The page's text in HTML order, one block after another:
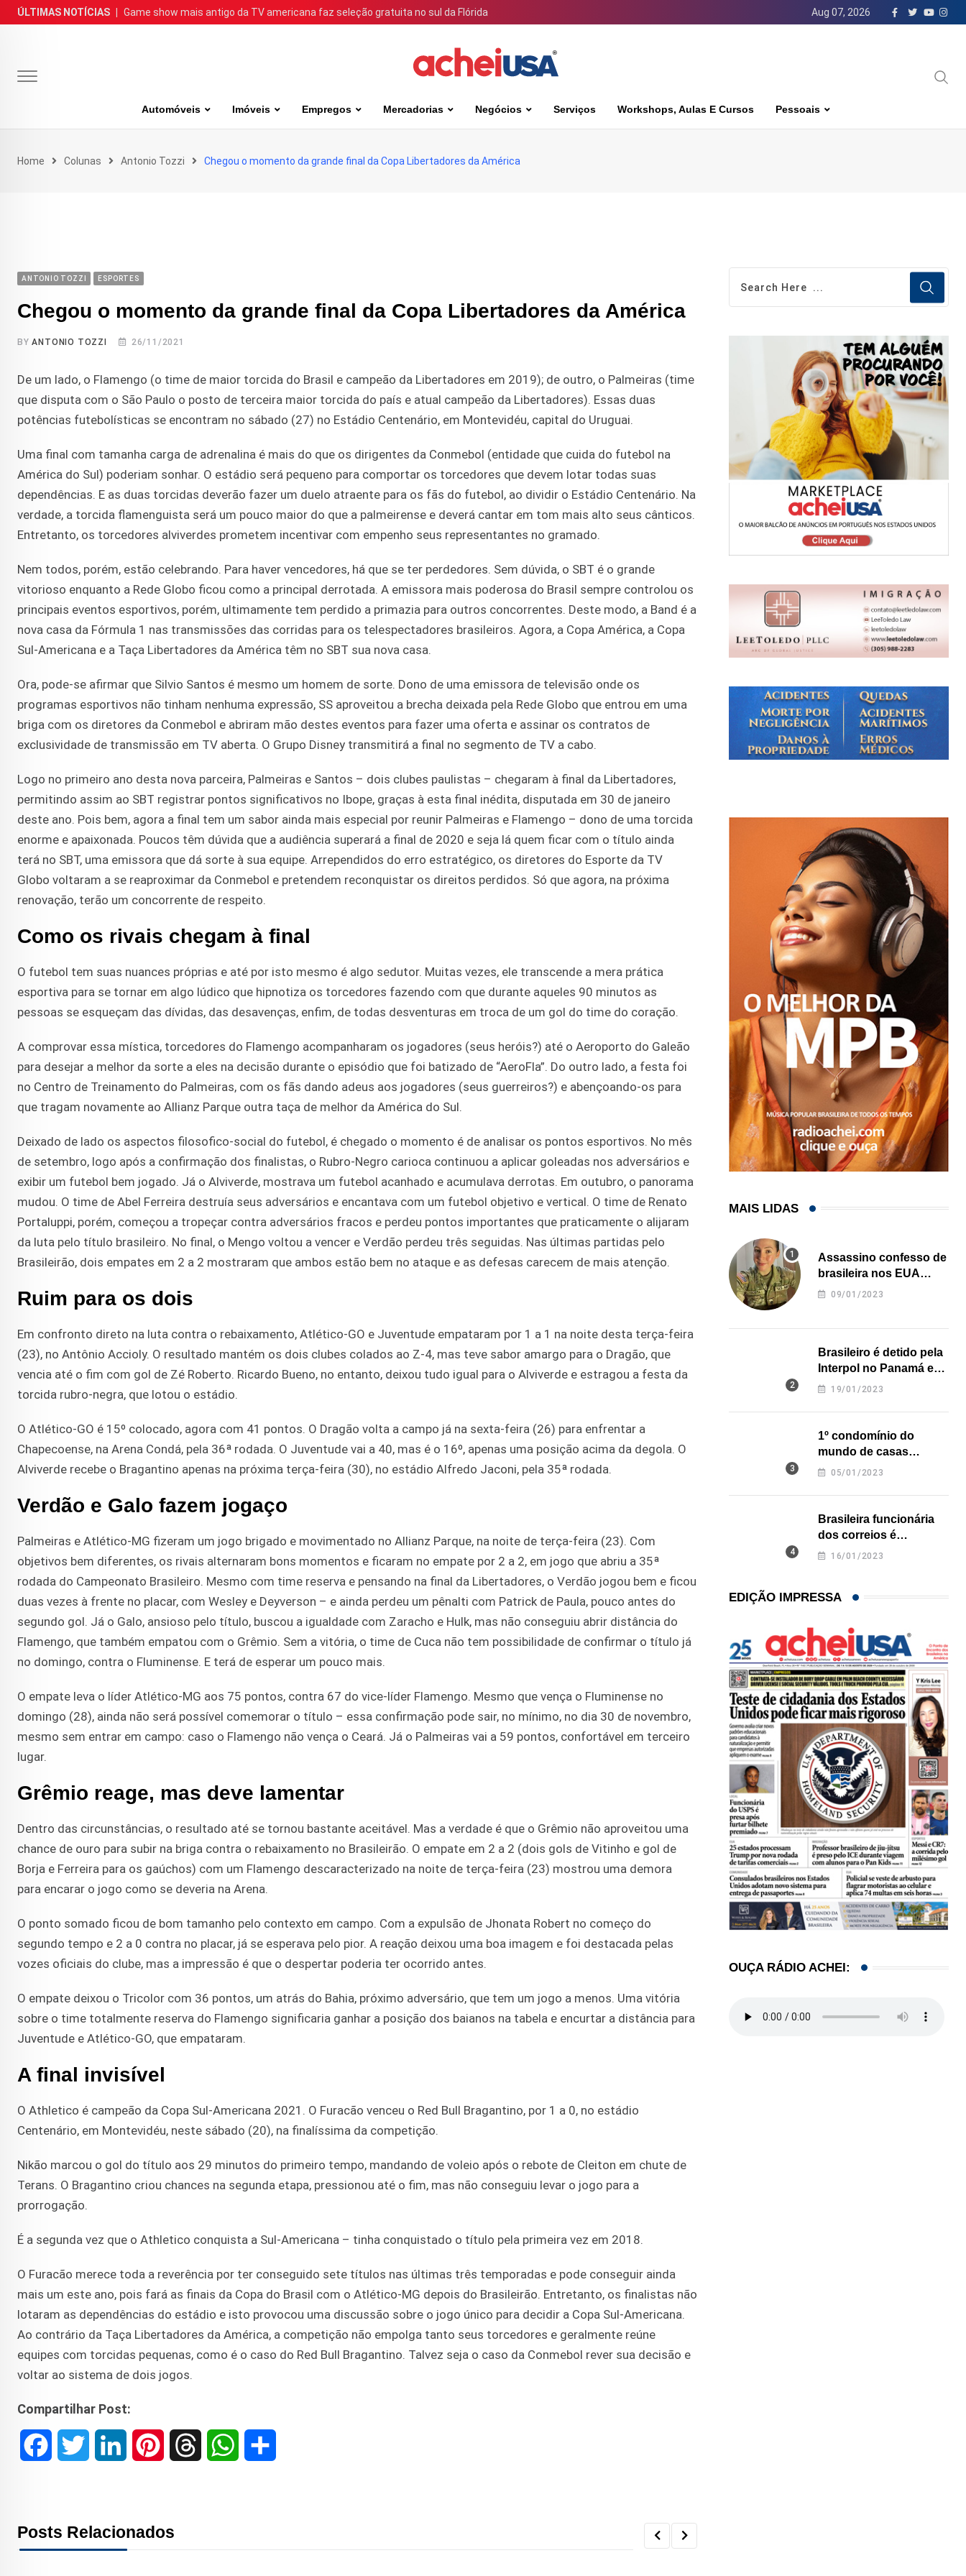
Skip
to
ÚLTIMAS NOTÍCIAS Game show mais antigo da TV americana faz seleção gratuita no sul da Flórida Aug 07, 2026
Automóveis Imóveis Empregos Mercadorias Negócios Serviços Workshops, Aulas E Cursos Pessoais
Home Colunas Antonio Tozzi Chegou o momento da grande final da Copa Libertadores da América
ANTONIO TOZZI ESPORTES
Chegou o momento da grande final da Copa Libertadores da América
BYANTONIO TOZZI 26/11/2021
De um lado, o Flamengo (o time de maior torcida do Brasil e campeão da Libertadores em 2019); de outro, o Palmeiras (time
que disputa com o São Paulo o posto de terceira maior torcida do país e atual campeão da Libertadores). Essas duas
potências futebolísticas se encontram no sábado (27) no Estádio Centenário, em Montevidéu, capital do Uruguai.
Uma final com tamanha carga de adrenalina é mais do que os dirigentes da Conmebol (entidade que cuida do futebol na
América do Sul) poderiam sonhar. O estádio será pequeno para comportar os torcedores que devem lotar todas suas
dependências. E as duas torcidas deverão fazer um duelo atraente para os fãs do futebol, ao dividir o Estádio Centenário. Na
verdade, a torcida flamenguista será um pouco maior do que a palmeirense e deverá cantar em tom mais alto seus cânticos.
Entretanto, os torcedores alviverdes prometem incentivar com empenho seus representantes no gramado.
Nem todos, porém, estão celebrando. Para haver vencedores, há que se ter perdedores. Sem dúvida, o SBT é o grande
vitorioso enquanto a Rede Globo ficou como a principal derrotada. A emissora mais poderosa do Brasil sempre controlou os
principais eventos esportivos, porém, ultimamente tem perdido a primazia para outros concorrentes. Deste modo, a Band é a
nova casa da Fórmula 1 nas transmissões das corridas para os telespectadores brasileiros. Agora, a Copa América, a Copa
Sul-Americana e a Taça Libertadores da América têm no SBT sua nova casa.
Ora, pode-se afirmar que Silvio Santos é mesmo um homem de sorte. Dono de uma emissora de televisão onde os
programas esportivos não tinham nenhuma expressão, SS aproveitou a brecha deixada pela Rede Globo que entrou em uma
briga com os diretores da Conmebol e abriram mão destes eventos para fazer uma oferta e assinar os contratos de
exclusividade de transmissão em TV aberta. O Grupo Disney transmitirá a final no segmento de TV a cabo.
Logo no primeiro ano desta nova parceira, Palmeiras e Santos – dois clubes paulistas – chegaram à final da Libertadores,
permitindo assim ao SBT registrar pontos significativos no Ibope, graças à esta final inédita, disputada em 30 de janeiro
deste ano. Pois bem, agora a final tem um sabor ainda mais especial por reunir Palmeiras e Flamengo – dono de uma torcida
enorme e apaixonada. Poucos têm dúvida que a audiência superará a final de 2020 e seja lá quem ficar com o título ainda
terá no SBT, uma emissora que dá sorte à sua equipe. Arrependidos do erro estratégico, os diretores do Esporte da TV
Globo voltaram a se reaproximar da Conmebol e pretendem reconquistar os direitos perdidos. Só que agora, na próxima
renovação, terão um concorrente de respeito.
Como os rivais chegam à final
O futebol tem suas nuances próprias e até por isto mesmo é algo sedutor. Muitas vezes, ele transcende a mera prática
esportiva para se tornar em algo lúdico que hipnotiza os torcedores fazendo com que durante aqueles 90 minutos as
pessoas se esqueçam das dívidas, das desavenças, enfim, de todas desventuras em troca de um gol do time do coração.
A comprovar essa mística, torcedores do Flamengo acompanharam os jogadores (seus heróis?) até o Aeroporto do Galeão
para desejar a melhor da sorte a eles na decisão durante o episódio que foi batizado de “AeroFla”. Do outro lado, a festa foi
no Centro de Treinamento do Palmeiras, com os fãs dando adeus aos jogadores (seus guerreiros?) e abençoando-os para
que tragam novamente ao Allianz Parque outra taça de melhor da América do Sul.
Deixado de lado os aspectos filosofico-social do futebol, é chegado o momento é de analisar os pontos esportivos. No mês
de setembro, logo após a confirmação dos finalistas, o Rubro-Negro carioca continuou a aplicar goleadas nos adversários e
exibir um futebol bem jogado. Já o Alviverde, mostrava um futebol acanhado e acumulava derrotas. Em outubro, o panorama
mudou. O time de Abel Ferreira destruía seus adversários e encantava com um futebol objetivo e vertical. O time de Renato
Portaluppi, porém, começou a tropeçar contra adversários fracos e perdeu pontos importantes que praticamente o alijaram
da luta pelo título brasileiro. No final, o Mengo voltou a vencer e Verdão perdeu três seguidas. Nas últimas partidas pelo
Brasileirão, dois empates em 2 a 2 mostraram que ambos estão bem no ataque e as defesas carecem de mais atenção.
Ruim para os dois
Em confronto direto na luta contra o rebaixamento, Atlético-GO e Juventude empataram por 1 a 1 na noite desta terça-feira
(23), no Antônio Accioly. O resultado mantém os dois clubes colados ao Z-4, mas teve sabor amargo para o Dragão, que
vencia até o fim com gol de Zé Roberto. Ricardo Bueno, no entanto, deixou tudo igual para o Alviverde e estragou a festa da
torcida rubro-negra, que lotou o estádio.
O Atlético-GO é 15º colocado, agora com 41 pontos. O Dragão volta a campo já na sexta-feira (26) para enfrentar a
Chapecoense, na Arena Condá, pela 36ª rodada. O Juventude vai a 40, mas é o 16º, apenas uma posição acima da degola. O
Alviverde recebe o Bragantino apenas na próxima terça-feira (30), no estádio Alfredo Jaconi, pela 35ª rodada.
Verdão e Galo fazem jogaço
Palmeiras e Atlético-MG fizeram um jogo brigado e movimentado no Allianz Parque, na noite de terça-feira (23). Com
objetivos bem diferentes, os rivais alternaram bons momentos e ficaram no empate por 2 a 2, em jogo que abriu a 35ª
rodada do Campeonato Brasileiro. Mesmo com time reserva e pensando na final da Libertadores, o Verdão jogou bem e ficou
duas vezes à frente no placar, com Wesley e Deyverson – e ainda perdeu um pênalti com Patrick de Paula, pouco antes do
segundo gol. Já o Galo, ansioso pelo título, buscou a igualdade com Zaracho e Hulk, mas não conseguiu abrir distância do
Flamengo, que também empatou com o Grêmio. Sem a vitória, o time de Cuca não tem possibilidade de confirmar o título já
no domingo, contra o Fluminense. E terá de esperar um pouco mais.
O empate leva o líder Atlético-MG aos 75 pontos, contra 67 do vice-líder Flamengo. Mesmo que vença o Fluminense no
domingo (28), ainda não será possível comemorar o título – essa confirmação pode sair, no mínimo, no dia 30 de novembro,
mesmo sem entrar em campo: caso o Flamengo não vença o Ceará. Já o Palmeiras vai a 59 pontos, confortável em terceiro
lugar.
Grêmio reage, mas deve lamentar
Dentro das circunstâncias, o resultado até se tornou bastante aceitável. Mas a verdade é que o Grêmio não aproveitou uma
chance de ouro para subir na briga contra o rebaixamento no Brasileirão. O empate em 2 a 2 (dois gols de Vitinho e gol de
Borja e Ferreira para os gaúchos) com um Flamengo descaracterizado na noite de terça-feira (23) mostrou uma demora
para encarar o jogo como se deveria na Arena.
O ponto somado ficou de bom tamanho pelo contexto em campo. Com a expulsão de Jhonata Robert no começo do
segundo tempo e 2 a 0 contra no placar, já se esperava pelo pior. A reação deixou uma boa imagem e foi destacada pelas
vozes oficiais do clube, mas a impressão é que o despertar poderia ter ocorrido antes.
O empate deixou o Tricolor com 36 pontos, um atrás do Bahia, próximo adversário, que tem um jogo a menos. Uma vitória
sobre o time totalmente reserva do Flamengo significaria ganhar a posição dos baianos na tabela e encurtar a distância para
Juventude e Atlético-GO, que empataram.
A final invisível
O Athletico é campeão da Copa Sul-Americana 2021. O Furacão venceu o Red Bull Bragantino, por 1 a 0, no estádio
Centenário, em Montevidéu, neste sábado (20), na finalíssima da competição.
Nikão marcou o gol do título aos 29 minutos do primeiro tempo, mandando de voleio após o rebote de Cleiton em chute de
Terans. O Bragantino criou chances na segunda etapa, pressionou até o fim, mas não conseguiu levar o jogo para a
prorrogação.
É a segunda vez que o Athletico conquista a Sul-Americana – tinha conquistado o título pela primeira vez em 2018.
O Furacão merece toda a reverência por ter conseguido sete títulos nas últimas três temporadas e pode conseguir ainda
mais um este ano, pois fará as finais da Copa do Brasil com o Atlético-MG depois do Brasileirão. Entretanto, os finalistas não
lotaram as dependências do estádio e isto provocou uma discussão sobre o jogo único para decidir a Copa Sul-Americana.
Ao contrário da Taça Libertadores da América, a competição não empolga tanto seus torcedores e geralmente reúne
equipes com torcidas pequenas, como é o caso do Red Bull Bragantino. Talvez seja o caso da Conmebol rever sua decisão e
voltar ao sistema de dois jogos.
Compartilhar Post:
e t k t
Posts Relacionados
MAIS LIDAS
Assassino confesso de
brasileira nos EUA
revela onde deixou o
09/01/2023
Brasileiro é detido pela
Interpol no Panamá e
pode pegar prisão
19/01/2023
1º condomínio do
mundo de casas
impressas em 3D é
05/01/2023
Brasileira funcionária
dos correios é
assassinada a facadas
16/01/2023
EDIÇÃO IMPRESSA
OUÇA RÁDIO ACHEI: